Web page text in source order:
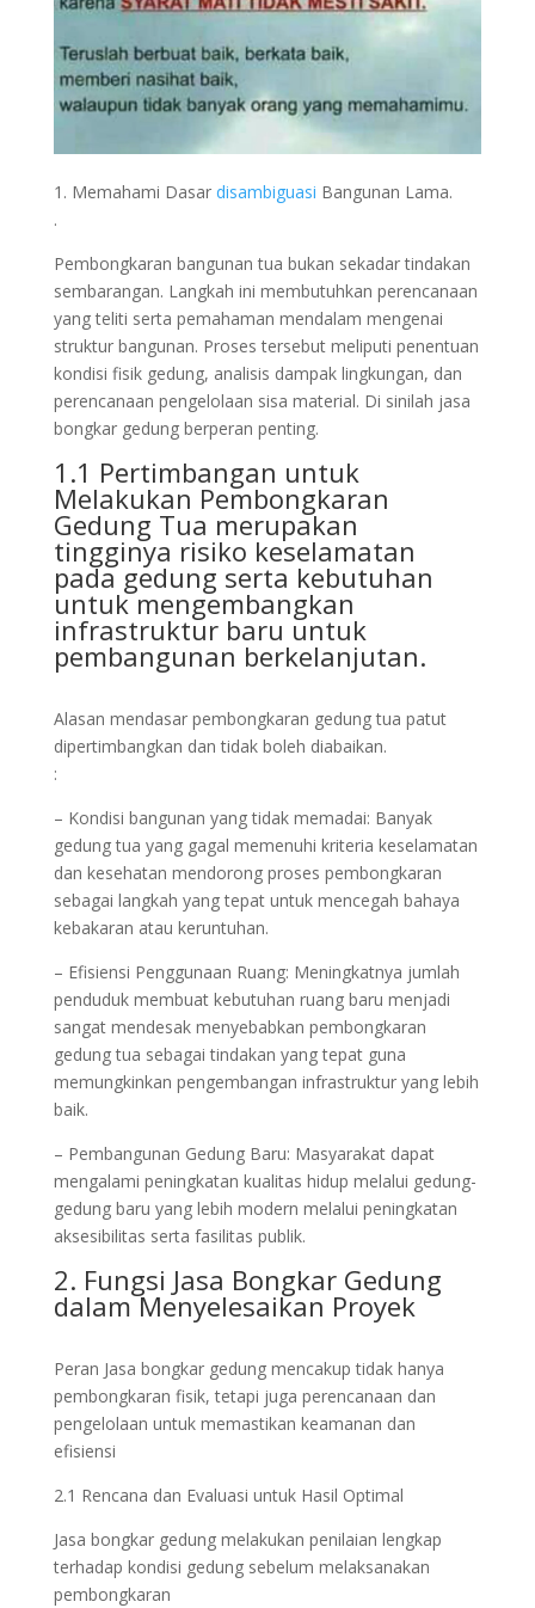
1. Memahami Dasar disambiguasi Bangunan Lama.
.
Pembongkaran bangunan tua bukan sekadar tindakan
sembarangan. Langkah ini membutuhkan perencanaan
yang teliti serta pemahaman mendalam mengenai
struktur bangunan. Proses tersebut meliputi penentuan
kondisi fisik gedung, analisis dampak lingkungan, dan
perencanaan pengelolaan sisa material. Di sinilah jasa
bongkar gedung berperan penting.
1.1 Pertimbangan untuk
Melakukan Pembongkaran
Gedung Tua merupakan
tingginya risiko keselamatan
pada gedung serta kebutuhan
untuk mengembangkan
infrastruktur baru untuk
pembangunan berkelanjutan.
Alasan mendasar pembongkaran gedung tua patut
dipertimbangkan dan tidak boleh diabaikan.
:
– Kondisi bangunan yang tidak memadai: Banyak
gedung tua yang gagal memenuhi kriteria keselamatan
dan kesehatan mendorong proses pembongkaran
sebagai langkah yang tepat untuk mencegah bahaya
kebakaran atau keruntuhan.
– Efisiensi Penggunaan Ruang: Meningkatnya jumlah
penduduk membuat kebutuhan ruang baru menjadi
sangat mendesak menyebabkan pembongkaran
gedung tua sebagai tindakan yang tepat guna
memungkinkan pengembangan infrastruktur yang lebih
baik.
– Pembangunan Gedung Baru: Masyarakat dapat
mengalami peningkatan kualitas hidup melalui gedung-
gedung baru yang lebih modern melalui peningkatan
aksesibilitas serta fasilitas publik.
2. Fungsi Jasa Bongkar Gedung
dalam Menyelesaikan Proyek
Peran Jasa bongkar gedung mencakup tidak hanya
pembongkaran fisik, tetapi juga perencanaan dan
pengelolaan untuk memastikan keamanan dan
efisiensi
2.1 Rencana dan Evaluasi untuk Hasil Optimal
Jasa bongkar gedung melakukan penilaian lengkap
terhadap kondisi gedung sebelum melaksanakan
pembongkaran